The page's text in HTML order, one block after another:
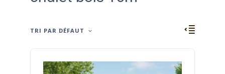
TRI PAR DÉFAUT